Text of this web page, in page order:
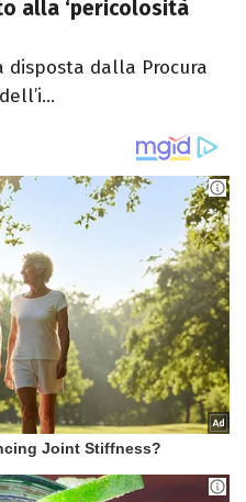
alla ‘pericolosità
disposta dalla Procura